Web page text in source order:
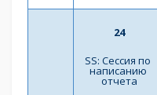
24
SS: Сессия по
написанию
отчета